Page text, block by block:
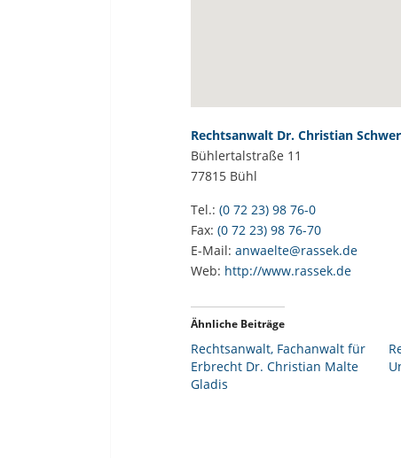
Rechtsanwalt Dr. Christian Schwer
Bühlertalstraße 11
77815 Bühl
Tel.: (0 72 23) 98 76-0
Fax: (0 72 23) 98 76-70
E-Mail: anwaelte@rassek.de
Web: http://www.rassek.de
Ähnliche Beiträge
Rechtsanwalt, Fachanwalt für
Erbrecht Dr. Christian Malte
Gladis